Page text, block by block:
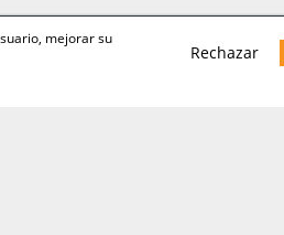
mejorar su
Rechazar